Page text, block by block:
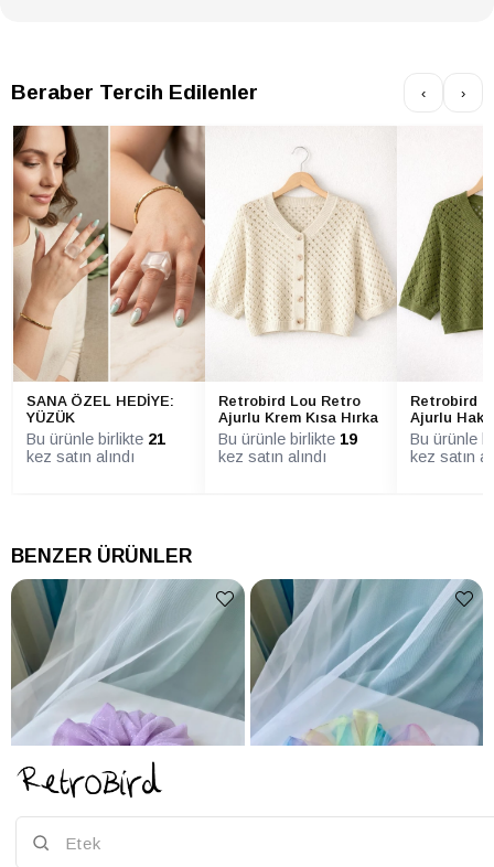
Beraber Tercih Edilenler ‹ ›
SANA ÖZEL HEDİYE:
YÜZÜK
Bu ürünle birlikte 21
kez satın alındı
Retrobird Lou Retro
Ajurlu Krem Kısa Hırka
Bu ürünle birlikte 19
kez satın alındı
Retrobird
Ajurlu Haki
Bu ürünle
kez satın
BENZER ÜRÜNLER